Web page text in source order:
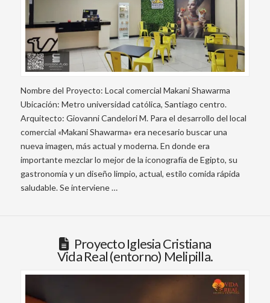
Nombre del Proyecto: Local comercial Makani Shawarma
Ubicación: Metro universidad católica, Santiago centro.
Arquitecto: Giovanni Candelori M. Para el desarrollo del local
comercial «Makani Shawarma» era necesario buscar una
nueva imagen, más actual y moderna. En donde era
importante mezclar lo mejor de la iconografía de Egipto, su
gastronomía y un diseño limpio, actual, estilo comida rápida
saludable. Se interviene …
Proyecto Iglesia Cristiana
Vida Real (entorno) Melipilla.